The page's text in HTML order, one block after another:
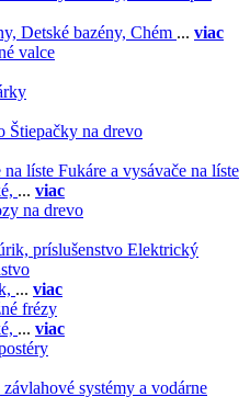
Detské bazény, Chém ... viac
valce
Štiepačky na drevo
Fukáre a vysávače na líste
... viac
na drevo
Elektrický
... viac
frézy
... viac